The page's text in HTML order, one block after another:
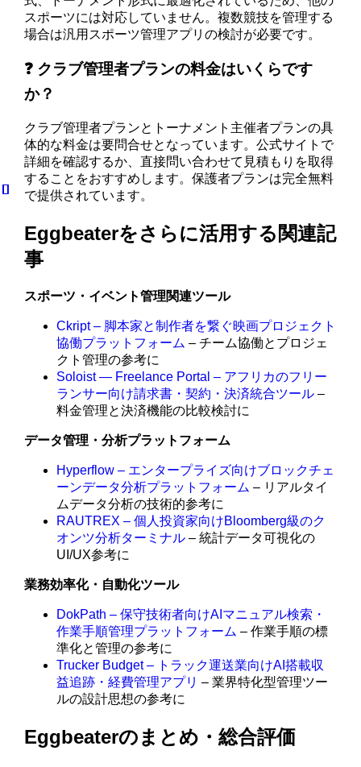
スポーツには対応していません。複数競技を管理する
場合は汎用スポーツ管理アプリの検討が必要です。
❓ クラブ管理者プランの料金はいくらです
か？
クラブ管理者プランとトーナメント主催者プランの具
体的な料金は要問合せとなっています。公式サイトで
詳細を確認するか、直接問い合わせて見積もりを取得
することをおすすめします。保護者プランは完全無料
で提供されています。
Eggbeaterをさらに活用する関連記
事
スポーツ・イベント管理関連ツール
Ckript – 脚本家と制作者を繋ぐ映画プロジェクト
協働プラットフォーム – チーム協働とプロジェ
クト管理の参考に
Soloist — Freelance Portal – アフリカのフリー
ランサー向け請求書・契約・決済統合ツール –
料金管理と決済機能の比較検討に
データ管理・分析プラットフォーム
Hyperflow – エンタープライズ向けブロックチェ
ーンデータ分析プラットフォーム – リアルタイ
ムデータ分析の技術的参考に
RAUTREX – 個人投資家向けBloomberg級のク
オンツ分析ターミナル – 統計データ可視化の
UI/UX参考に
業務効率化・自動化ツール
DokPath – 保守技術者向けAIマニュアル検索・
作業手順管理プラットフォーム – 作業手順の標
準化と管理の参考に
Trucker Budget – トラック運送業向けAI搭載収
益追跡・経費管理アプリ – 業界特化型管理ツー
ルの設計思想の参考に
Eggbeaterのまとめ・総合評価